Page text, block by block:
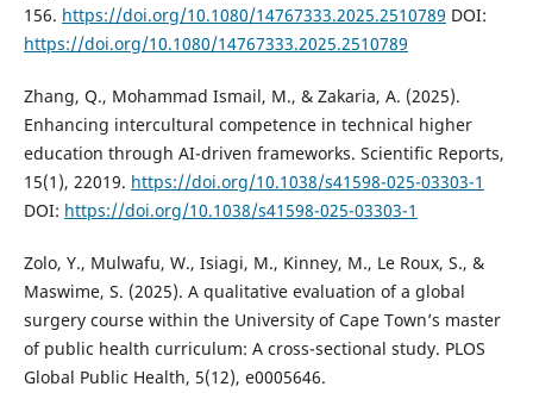
156. https://doi.org/10.1080/14767333.2025.2510789 DOI:
https://doi.org/10.1080/14767333.2025.2510789
Zhang, Q., Mohammad Ismail, M., & Zakaria, A. (2025).
Enhancing intercultural competence in technical higher
education through AI-driven frameworks. Scientific Reports,
15(1), 22019. https://doi.org/10.1038/s41598-025-03303-1
DOI: https://doi.org/10.1038/s41598-025-03303-1
Zolo, Y., Mulwafu, W., Isiagi, M., Kinney, M., Le Roux, S., &
Maswime, S. (2025). A qualitative evaluation of a global
surgery course within the University of Cape Town’s master
of public health curriculum: A cross-sectional study. PLOS
Global Public Health, 5(12), e0005646.